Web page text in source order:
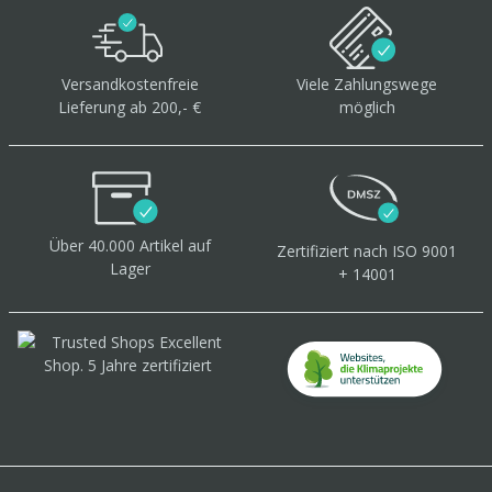
Versandkostenfreie
Lieferung ab 200,- €
Viele Zahlungswege
möglich
Über 40.000 Artikel auf
Lager
Zertifiziert nach ISO 9001
+ 14001